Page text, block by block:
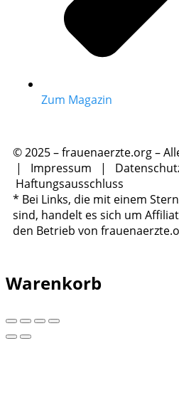
Zum Magazin
© 2025 – frauenaerzte.org –
| Impressum |
Haftungsausschluss
* Bei Links, die mit einem
sind, handelt es sich um
den Betrieb von
Warenkorb